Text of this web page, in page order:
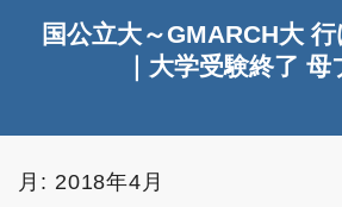
国公立大～GMARCH大
｜大学受験終了
月: 2018年4月